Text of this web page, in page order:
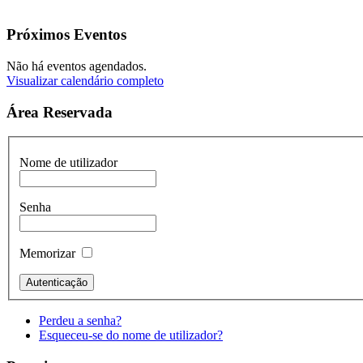
Próximos Eventos
Não há eventos agendados.
Visualizar calendário completo
Área Reservada
Nome de utilizador
Senha
Memorizar
Perdeu a senha?
Esqueceu-se do nome de utilizador?